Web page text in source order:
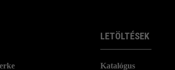
LETÖLTÉSEK
Katalógus